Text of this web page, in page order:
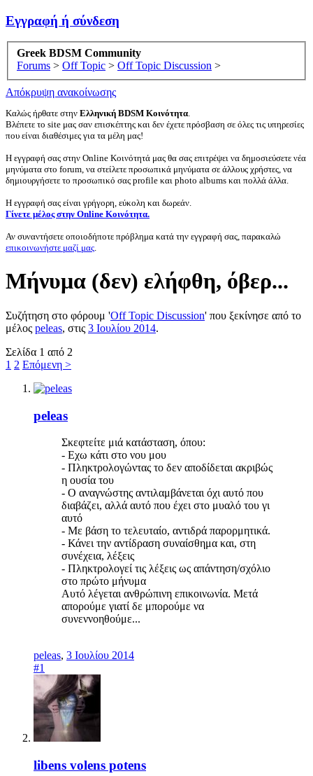
Εγγραφή ή σύνδεση
Greek BDSM Community
Forums > Off Topic > Off Topic Discussion >
Απόκρυψη ανακοίνωσης
Καλώς ήρθατε στην Ελληνική BDSM Κοινότητα.
Βλέπετε το site μας σαν επισκέπτης και δεν έχετε πρόσβαση σε όλες τις υπηρεσίες
που είναι διαθέσιμες για τα μέλη μας!
Η εγγραφή σας στην Online Κοινότητά μας θα σας επιτρέψει να δημοσιεύσετε νέα
μηνύματα στο forum, να στείλετε προσωπικά μηνύματα σε άλλους χρήστες, να
δημιουργήσετε το προσωπικό σας profile και photo albums και πολλά άλλα.
Η εγγραφή σας είναι γρήγορη, εύκολη και δωρεάν.
Γίνετε μέλος στην Online Κοινότητα.
Αν συναντήσετε οποιοδήποτε πρόβλημα κατά την εγγραφή σας, παρακαλώ
επικοινωνήστε μαζί μας.
Μήνυμα (δεν) ελήφθη, όβερ...
Συζήτηση στο φόρουμ 'Off Topic Discussion' που ξεκίνησε από το
μέλος peleas, στις 3 Ιουλίου 2014.
Σελίδα 1 από 2
1 2 Επόμενη >
peleas
Σκεφτείτε μιά κατάσταση, όπου:
- Εχω κάτι στο νου μου
- Πληκτρολογώντας το δεν αποδίδεται ακριβώς
η ουσία του
- Ο αναγνώστης αντιλαμβάνεται όχι αυτό που
διαβάζει, αλλά αυτό που έχει στο μυαλό του γι
αυτό
- Με βάση το τελευταίο, αντιδρά παρορμητικά.
- Κάνει την αντίδραση συναίσθημα και, στη
συνέχεια, λέξεις
- Πληκτρολογεί τις λέξεις ως απάντηση/σχόλιο
στο πρώτο μήνυμα
Αυτό λέγεται ανθρώπινη επικοινωνία. Μετά
απορούμε γιατί δε μπορούμε να
συνεννοηθούμε...
peleas, 3 Ιουλίου 2014
#1
libens volens potens